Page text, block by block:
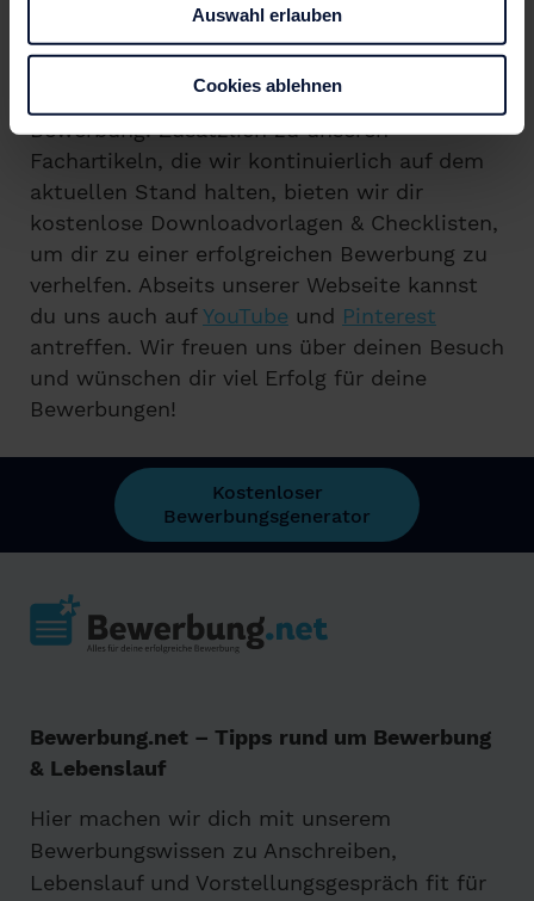
Auswahl erlauben
Cookies ablehnen
Wir sind das kreative Team hinter
für alle Themen und Fragen rund um die
Bewerbung. Zusätzlich zu unseren
Fachartikeln, die wir kontinuierlich auf dem
aktuellen Stand halten, bieten wir dir
kostenlose Downloadvorlagen & Checklisten,
um dir zu einer erfolgreichen Bewerbung zu
verhelfen. Abseits unserer Webseite kannst
du uns auch aufYouTube und Pinterest
antreffen. Wir freuen uns über deinen Besuch
und wünschen dir viel Erfolg für deine
Bewerbungen!
Kostenloser
Bewerbungsgenerator
Bewerbung.net – Tipps rund um Bewerbung
& Lebenslauf
Hier machen wir dich mit unserem
Bewerbungswissen zu Anschreiben,
Lebenslauf und Vorstellungsgespräch fit für